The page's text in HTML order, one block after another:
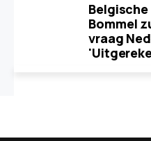
Bommel
vraag